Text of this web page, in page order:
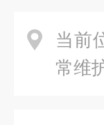
当前
常维